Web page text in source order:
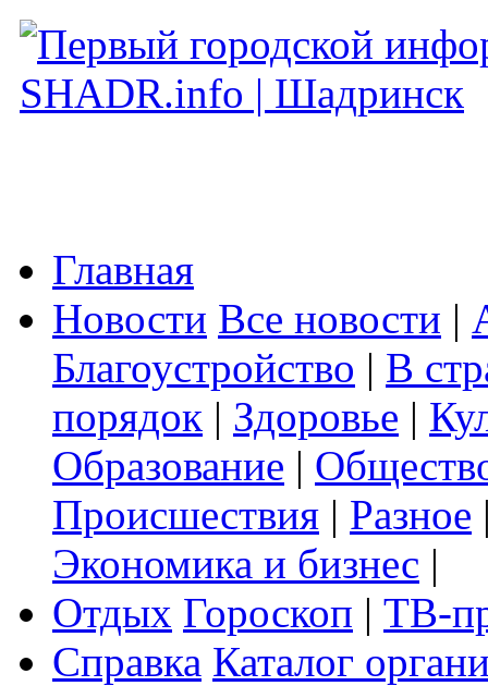
Главная
Новости Все новости |
Благоустройство | В
порядок | Здоровье |
Образование |
Происшествия | Разное
Экономика и бизнес |
Отдых Гороскоп | ТВ-
Справка Каталог